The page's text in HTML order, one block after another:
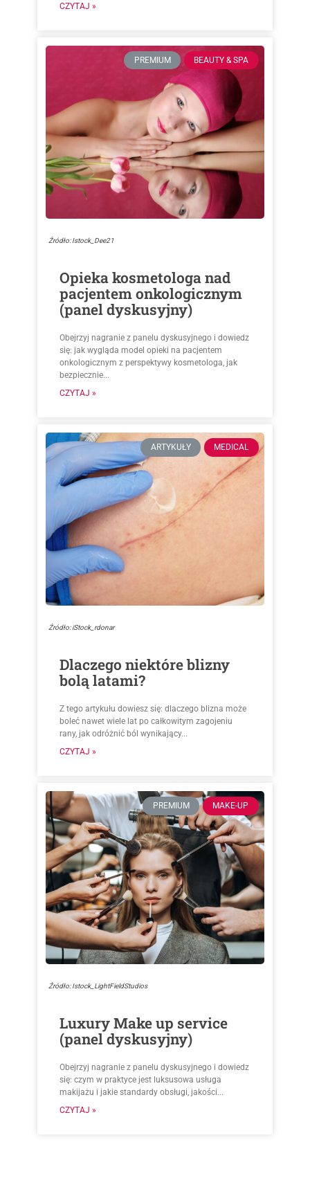
CZYTAJ »
PREMIUM BEAUTY & SPA
Źródło: Istock_Dee21
Opieka kosmetologa nad
pacjentem onkologicznym
(panel dyskusyjny)
Obejrzyj nagranie z panelu dyskusyjnego i dowiedz
się: jak wygląda model opieki na pacjentem
onkologicznym z perspektywy kosmetologa, jak
bezpiecznie...
CZYTAJ »
ARTYKUŁY MEDICAL
Źródło: iStock_rdonar
Dlaczego niektóre blizny
bolą latami?
Z tego artykułu dowiesz się: dlaczego blizna może
boleć nawet wiele lat po całkowitym zagojeniu
rany, jak odróżnić ból wynikający...
CZYTAJ »
PREMIUM MAKE-UP
Źródło: Istock_LightFieldStudios
Luxury Make up service
(panel dyskusyjny)
Obejrzyj nagranie z panelu dyskusyjnego i dowiedz
się: czym w praktyce jest luksusowa usługa
makijażu i jakie standardy obsługi, jakości...
CZYTAJ »